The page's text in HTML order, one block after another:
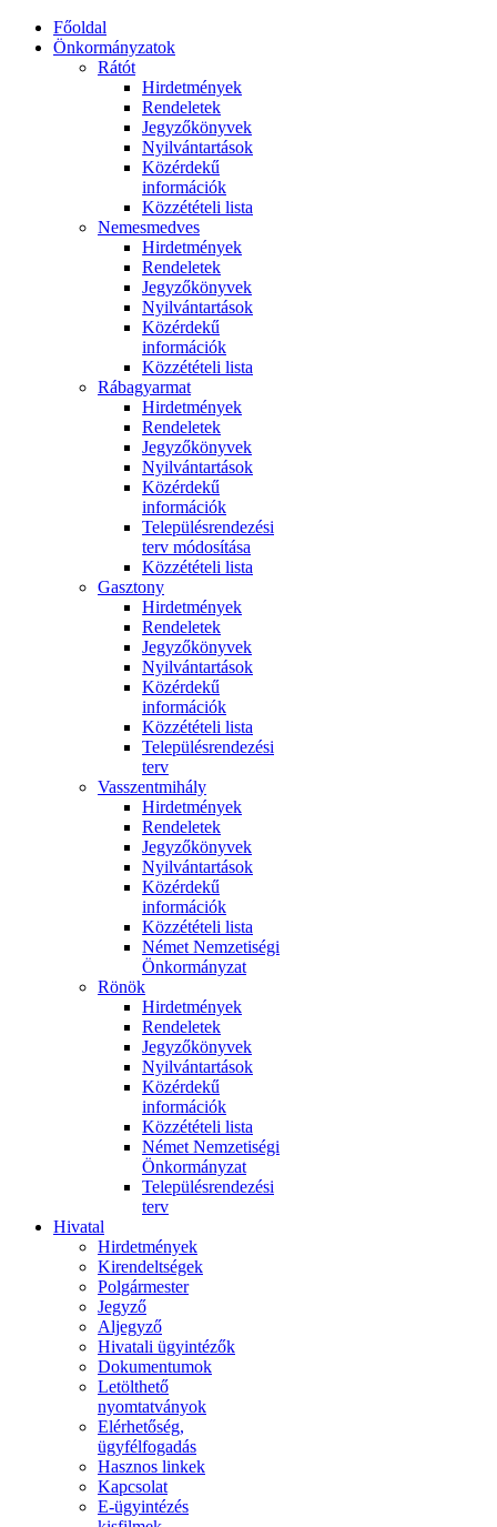
Főoldal
Önkormányzatok
Rátót
Hirdetmények
Rendeletek
Jegyzőkönyvek
Nyilvántartások
Közérdekű
információk
Közzétételi lista
Nemesmedves
Hirdetmények
Rendeletek
Jegyzőkönyvek
Nyilvántartások
Közérdekű
információk
Közzétételi lista
Rábagyarmat
Hirdetmények
Rendeletek
Jegyzőkönyvek
Nyilvántartások
Közérdekű
információk
Településrendezési
terv módosítása
Közzétételi lista
Gasztony
Hirdetmények
Rendeletek
Jegyzőkönyvek
Nyilvántartások
Közérdekű
információk
Közzétételi lista
Településrendezési
terv
Vasszentmihály
Hirdetmények
Rendeletek
Jegyzőkönyvek
Nyilvántartások
Közérdekű
információk
Közzétételi lista
Német Nemzetiségi
Önkormányzat
Rönök
Hirdetmények
Rendeletek
Jegyzőkönyvek
Nyilvántartások
Közérdekű
információk
Közzétételi lista
Német Nemzetiségi
Önkormányzat
Településrendezési
terv
Hivatal
Hirdetmények
Kirendeltségek
Polgármester
Jegyző
Aljegyző
Hivatali ügyintézők
Dokumentumok
Letölthető
nyomtatványok
Elérhetőség,
ügyfélfogadás
Hasznos linkek
Kapcsolat
E-ügyintézés